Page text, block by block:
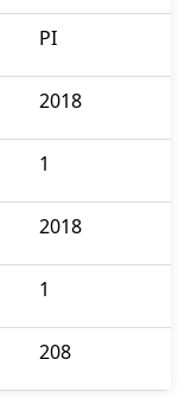
PI
2018
1
2018
1
208